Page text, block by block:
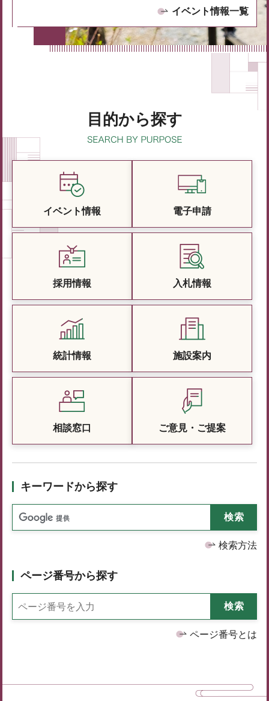
イベント情報一覧
目的から探す
イベント情報 電子申請
採用情報 入札情報
統計情報 施設案内
相談窓口 ご意見・ご提案
キーワードから探す
検索方法
ページ番号から探す
ページ番号とは